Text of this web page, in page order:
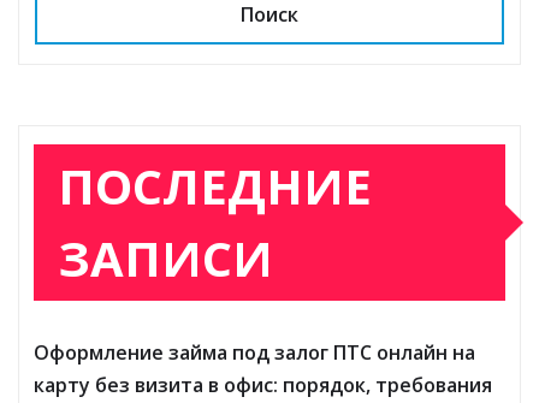
Поиск
ПОСЛЕДНИЕ
ЗАПИСИ
Оформление займа под залог ПТС онлайн на
карту без визита в офис: порядок, требования